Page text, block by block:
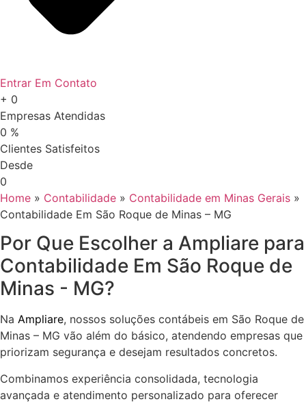
Entrar Em Contato
+ 0
Empresas Atendidas
0 %
Clientes Satisfeitos
Desde
0
Home » Contabilidade » Contabilidade em Minas Gerais »
Contabilidade Em São Roque de Minas – MG
Por Que Escolher a Ampliare para
Contabilidade Em São Roque de
Minas - MG?
Na Ampliare, nossos soluções contábeis em São Roque de
Minas – MG vão além do básico, atendendo empresas que
priorizam segurança e desejam resultados concretos.
Combinamos experiência consolidada, tecnologia
avançada e atendimento personalizado para oferecer